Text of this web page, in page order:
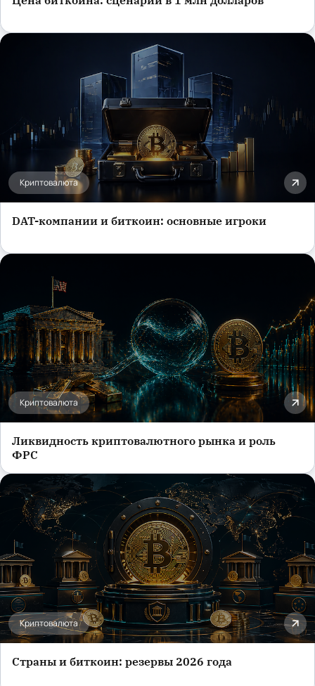
Обучение и карьера
Криптовалюта
DAT-компании и биткоин: основные игроки
Криптовалюта
Ликвидность криптовалютного рынка и роль
ФРС
Криптовалюта
Страны и биткоин: резервы 2026 года